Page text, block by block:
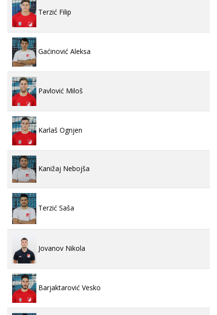
Terzić Filip
Gaćinović Aleksa
Pavlović Miloš
Karlaš Ognjen
Kanižaj Nebojša
Terzić Saša
Jovanov Nikola
Barjaktarović Vesko